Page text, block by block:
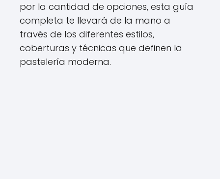
por la cantidad de opciones, esta guía
completa te llevará de la mano a
través de los diferentes estilos,
coberturas y técnicas que definen la
pastelería moderna.